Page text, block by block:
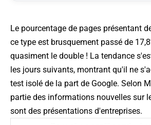
Le pourcentage de pages présentant
ce type est brusquement passé de
quasiment le double ! La tendance
les jours suivants, montrant qu'il ne
test isolé de la part de Google. Selon
partie des informations nouvelles sur
sont des présentations d'entreprises.